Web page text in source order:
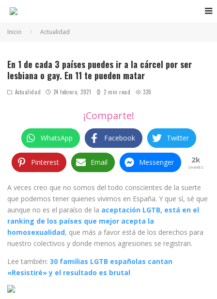
Inicio Actualidad
En 1 de cada 3 países puedes ir a la cárcel por ser
lesbiana o gay. En 11 te pueden matar
Actualidad 24 febrero, 2021 2 min read 326
¡Comparte!
WhatsApp Facebook Twitter
Pinterest Email Messenger 2k
SHARES
A veces creo que no somos del todo conscientes de la suerte
que podemos tener quienes vivimos en España. Y que sí, sé que
aunque no es el paraíso de la aceptación LGTB, está en el
ranking de los países que mejor acepta la
homosexualidad, que más a favor está de los derechos para
nuestro colectivos y donde menos agresiones se registran.
Lee también: 30 familias LGTB españolas cantan
«Resistiré» y el resultado es brutal